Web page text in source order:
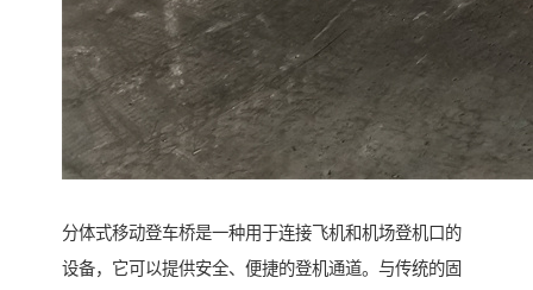
分体式移动登车桥是一种用于连接飞机和机场登机口的
设备，它可以提供安全、便捷的登机通道。与传统的固